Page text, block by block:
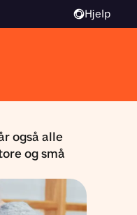
Hjelp
også alle
og små